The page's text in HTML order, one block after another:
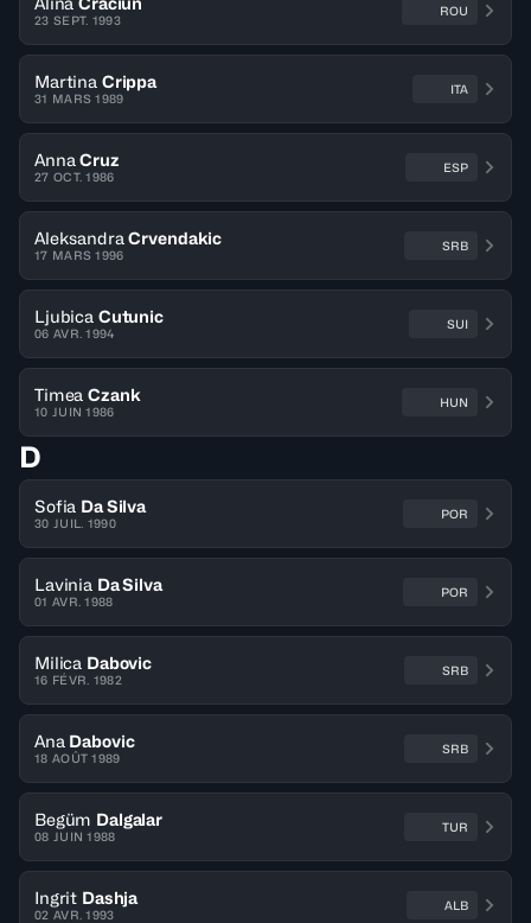
23 SEPT. 1993
ROU
Martina Crippa
31 MARS 1989
ITA
Anna Cruz
27 OCT. 1986
ESP
Aleksandra Crvendakic
17 MARS 1996
SRB
Ljubica Cutunic
06 AVR. 1994
SUI
Timea Czank
10 JUIN 1986
HUN
D
Sofia Da Silva
30 JUIL. 1990
POR
Lavinia Da Silva
01 AVR. 1988
POR
Milica Dabovic
16 FÉVR. 1982
SRB
Ana Dabovic
18 AOÛT 1989
SRB
Begüm Dalgalar
08 JUIN 1988
TUR
Ingrit Dashja
02 AVR. 1993
ALB